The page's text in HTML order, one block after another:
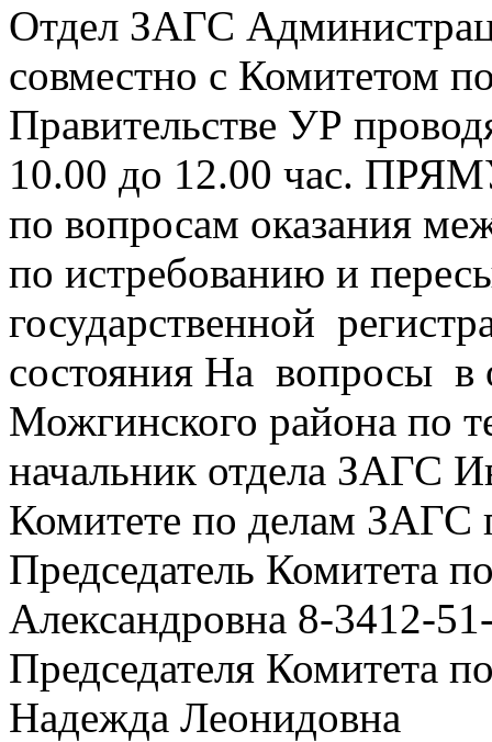
Отдел ЗАГС
совместно с Комитетом
Правительстве УР
10.00 до 12.00 час.
по вопросам оказания
по истребованию и
государственной
состояния На вопросы
Можгинского района по
начальник отдела ЗАГС
Комитете по делам ЗАГС
Председатель Комитета
Александровна 8-3412-
Председателя Комитета
Надежда Леонидовна